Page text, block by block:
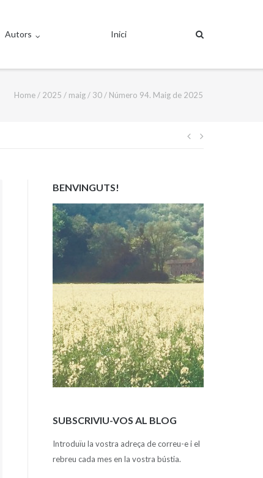
Autors Inici
Home/ 2025 / maig/ 30/ Número 94. Maig de 2025
Navegació
BENVINGUTS!
SUBSCRIVIU-VOS AL BLOG
Introduïu la vostra adreça de correu-e i el
rebreu cada mes en la vostra bústia.